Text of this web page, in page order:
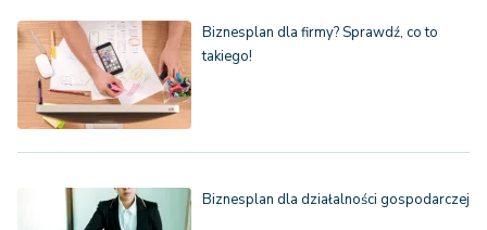
Biznesplan dla firmy? Sprawdź, co to
takiego!
Biznesplan dla działalności gospodarczej